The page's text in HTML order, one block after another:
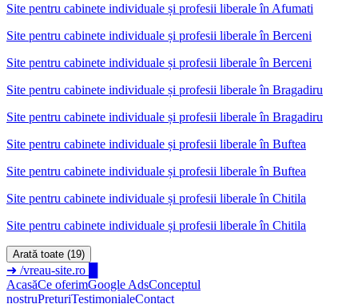
Site pentru cabinete individuale și profesii liberale în Afumati
Site pentru cabinete individuale și profesii liberaleîn Berceni
Site pentru cabinete individuale și profesii liberale în Berceni
Site pentru cabinete individuale și profesii liberaleîn Bragadiru
Site pentru cabinete individuale și profesii liberale în Bragadiru
Site pentru cabinete individuale și profesii liberaleîn Buftea
Site pentru cabinete individuale și profesii liberale în Buftea
Site pentru cabinete individuale și profesii liberaleîn Chitila
Site pentru cabinete individuale și profesii liberale în Chitila
Arată toate (19)
➜ /vreau-site.ro
AcasăCe oferimGoogle AdsConceptul
nostruPrețuriTestimonialeContact